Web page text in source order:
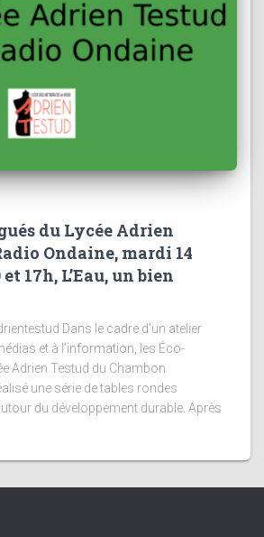
du Lycée Adrien
Ondaine, mardi 14
17h, L’Eau, un bien
Dans le cadre d’un atelier
et à l’information, les Éco-
Adrien Testud du Chambon
une série de tables rondes
du développement durable. Après